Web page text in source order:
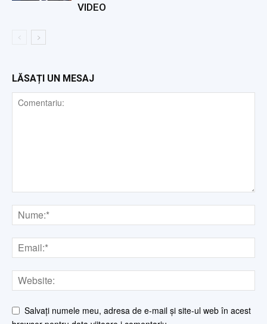
VIDEO
LĂSAȚI UN MESAJ
Salvați numele meu, adresa de e-mail și site-ul web în acest